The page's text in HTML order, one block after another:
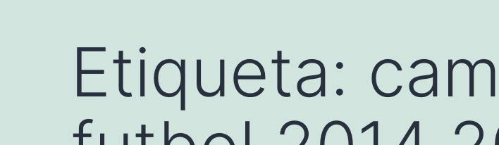
Etiqueta: